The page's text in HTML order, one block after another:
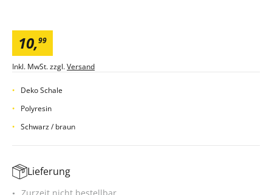
10,99
Inkl. MwSt. zzgl.Versand
Deko Schale
Polyresin
Schwarz / braun
Lieferung
Zurzeit nicht bestellbar